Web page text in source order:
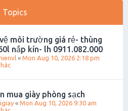
Topics
môi trường giá rẻ- thùng
nắp kín- lh 0911.082.000
« Mon Aug 10, 2026 2:18 pm
mua giày phòng sạch
« Mon Aug 10, 2026 9:30 am